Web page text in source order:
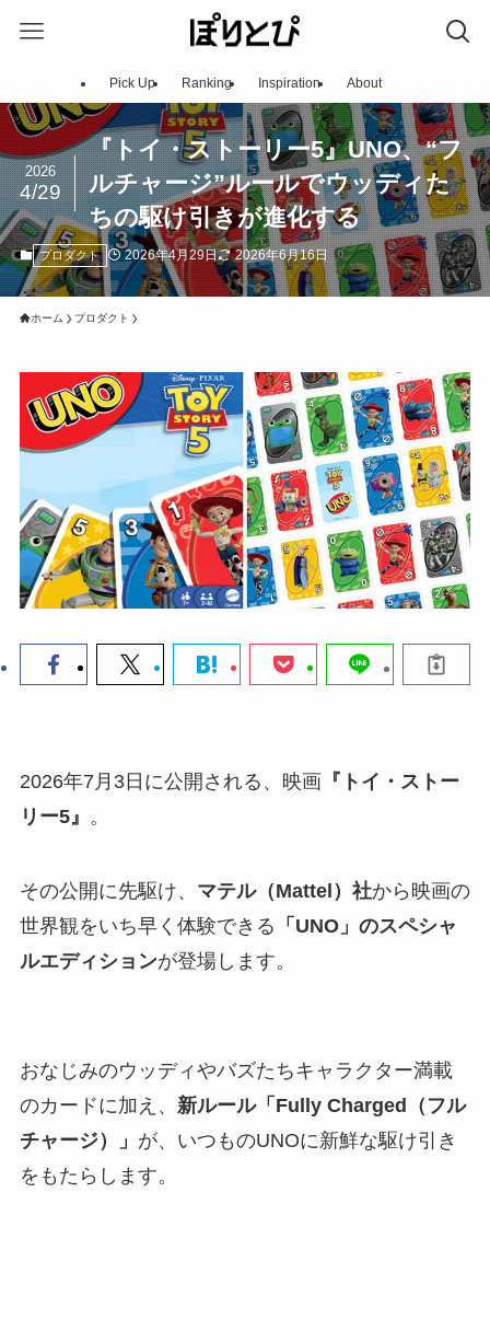
Pick Up Ranking Inspiration About
『トイ・ストーリー5』UNO、“フ
ルチャージ”ルールでウッディた
ちの駆け引きが進化する
2026
4/29
プロダクト 2026年4月29日 2026年6月16日
ホーム プロダクト
2026年7月3日に公開される、映画 『トイ・ストー
リー5』 。
その公開に先駆け、 マテル（Mattel）社から映画の
世界観をいち早く体験できる 「UNO」のスペシャ
ルエディションが登場します。
おなじみのウッディやバズたちキャラクター満載
のカードに加え、 新ルール「Fully Charged （フル
チャージ）
」 が、いつものUNOに新鮮な駆け引き
をもたらします。